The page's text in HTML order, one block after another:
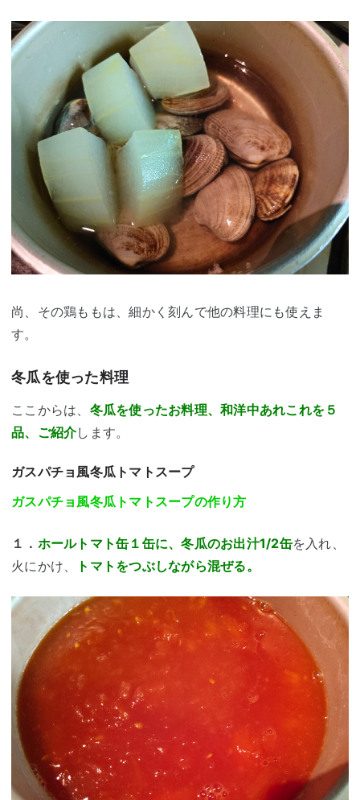
尚、その鶏ももは、細かく刻んで他の料理にも使えま
す。
冬瓜を使った料理
ここからは、 冬瓜を使ったお料理、和洋中あれこれを５
品、ご紹介します。
ガスパチョ風冬瓜トマトスープ
ガスパチョ風冬瓜トマトスープの作り方
１． ホールトマト缶１缶に、冬瓜のお出汁1/2缶を入れ、
火にかけ、
トマトをつぶしながら混ぜる。